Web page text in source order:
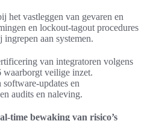
het vastleggen van gevaren en
en lockout-tagout procedures
aan systemen.
van integratoren volgens
veilige inzet.
updates en
audits en naleving.
time bewaking van risico’s